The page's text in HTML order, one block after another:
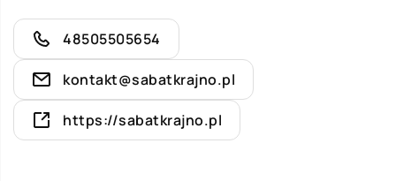
48505505654
kontakt@sabatkrajno.pl
https://sabatkrajno.pl